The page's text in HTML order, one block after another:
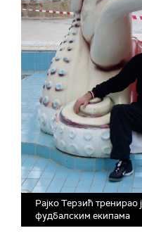
Рајко Терзић тренирао
фудбалским екипама